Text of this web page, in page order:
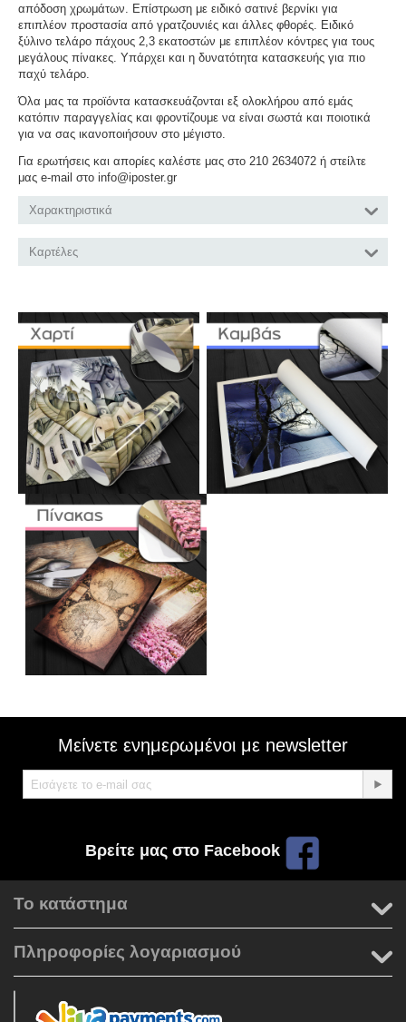
απόδοση χρωμάτων. Επίστρωση με ειδικό σατινέ βερνίκι για
επιπλέον προστασία από γρατζουνιές και άλλες φθορές. Ειδικό
ξύλινο τελάρο πάχους 2,3 εκατοστών με επιπλέον κόντρες για τους
μεγάλους πίνακες. Υπάρχει και η δυνατότητα κατασκευής για πιο
παχύ τελάρο.
Όλα μας τα προϊόντα κατασκευάζονται εξ ολοκλήρου από εμάς
κατόπιν παραγγελίας και φροντίζουμε να είναι σωστά και ποιοτικά
για να σας ικανοποιήσουν στο μέγιστο.
Για ερωτήσεις και απορίες καλέστε μας στο 210 2634072 ή στείλτε
μας e-mail στο info@iposter.gr
Χαρακτηριστικά
Καρτέλες
Μείνετε ενημερωμένοι με newsletter
Βρείτε μας στο Facebook
Το κατάστημα
Πληροφορίες λογαριασμού